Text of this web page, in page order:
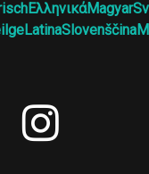
ΕλληνικάMagyar
LatinaSlovenščina